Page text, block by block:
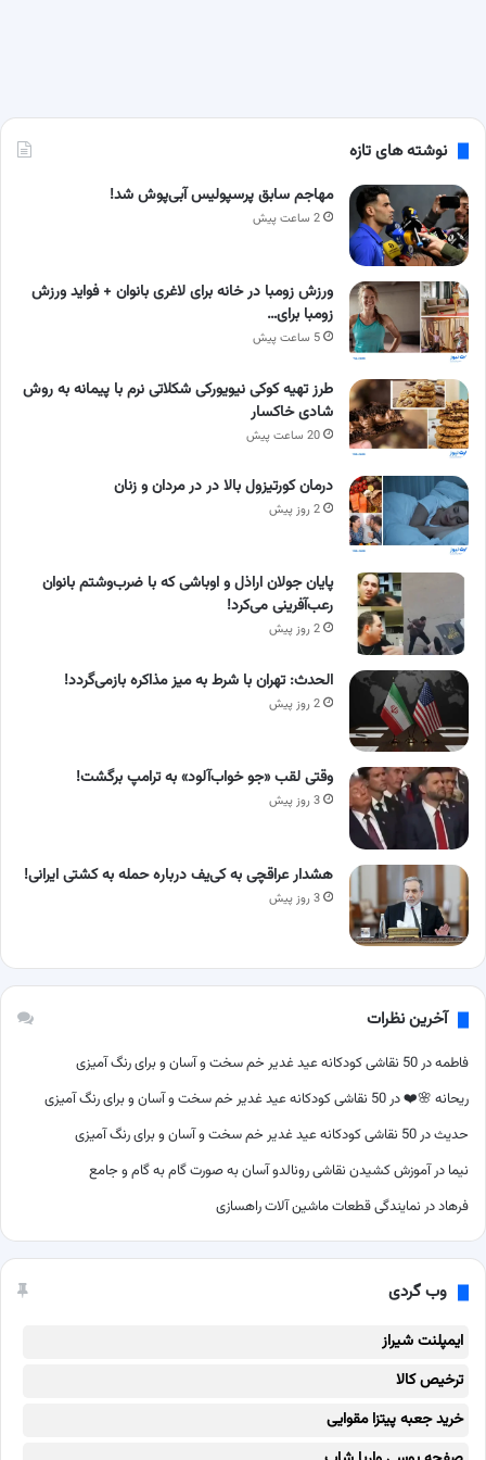
نوشته های تازه
مهاجم سابق پرسپولیس آبی‌پوش شد!
2 ساعت پیش
ورزش زومبا در خانه برای لاغری بانوان + فواید ورزش
زومبا برای…
5 ساعت پیش
طرز تهیه کوکی نیویورکی شکلاتی نرم با پیمانه به روش
شادی خاکسار
20 ساعت پیش
درمان کورتیزول بالا در در مردان و زنان
2 روز پیش
پایان جولان اراذل و اوباشی که با ضرب‌وشتم بانوان
رعب‌آفرینی می‌کرد!
2 روز پیش
الحدث: تهران با شرط به میز مذاکره بازمی‌گردد!
2 روز پیش
وقتی لقب «جو خواب‌آلود» به ترامپ برگشت!
3 روز پیش
هشدار عراقچی به کی‌یف درباره حمله به کشتی ایرانی!
3 روز پیش
آخرین نظرات
فاطمهدر50 نقاشی کودکانه عید غدیر خم سخت و آسان و برای رنگ آمیزی
ریحانه 🌸❤️در50 نقاشی کودکانه عید غدیر خم سخت و آسان و برای رنگ آمیزی
حدیثدر50 نقاشی کودکانه عید غدیر خم سخت و آسان و برای رنگ آمیزی
نیما درآموزش کشیدن نقاشی رونالدو آسان به صورت گام به گام و جامع
فرهاددر نمایندگی قطعات ماشین آلات راهسازی
وب گردی
ایمپلنت شیراز
ترخیص کالا
خرید جعبه پیتزا مقوایی